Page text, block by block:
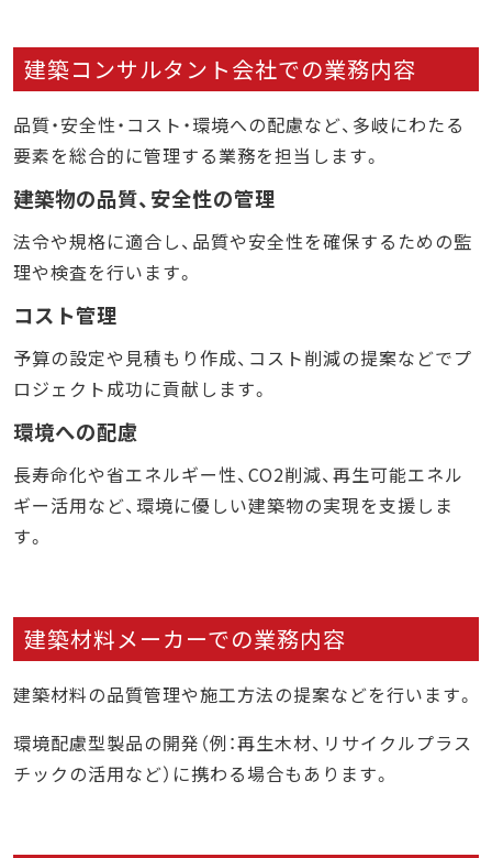
建築コンサルタント会社での業務内容
品質・安全性・コスト・環境への配慮など、多岐にわたる
要素を総合的に管理する業務を担当します。
建築物の品質、安全性の管理
法令や規格に適合し、品質や安全性を確保するための監
理や検査を行います。
コスト管理
予算の設定や見積もり作成、コスト削減の提案などでプ
ロジェクト成功に貢献します。
環境への配慮
長寿命化や省エネルギー性、CO2削減、再生可能エネル
ギー活用など、環境に優しい建築物の実現を支援しま
す。
建築材料メーカーでの業務内容
建築材料の品質管理や施工方法の提案などを行います。
環境配慮型製品の開発（例：再生木材、リサイクルプラス
チックの活用など）に携わる場合もあります。